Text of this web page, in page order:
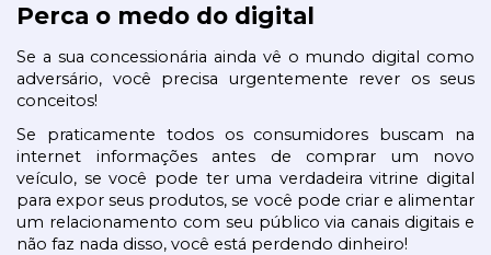
Perca o medo do digital
Se a sua concessionária ainda vê o mundo digital como
adversário, você precisa urgentemente rever os seus
conceitos!
Se praticamente todos os consumidores buscam na
internet informações antes de comprar um novo
veículo, se você pode ter uma verdadeira vitrine digital
para expor seus produtos, se você pode criar e alimentar
um relacionamento com seu público via canais digitais e
não faz nada disso, você está perdendo dinheiro!